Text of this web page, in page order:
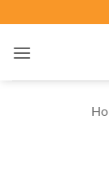
ai
contenuti